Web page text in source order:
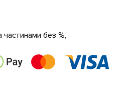
частинами без %,